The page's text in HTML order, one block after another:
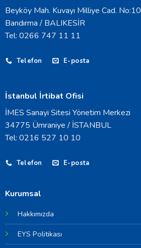
Beyköy Mah. Kuvayı Milliye Cad. No:10
Bandırma / BALIKESİR
Tel: 0266 747 11 11
Telefon E-posta
İstanbul İrtibat Ofisi
İMES Sanayi Sitesi Yönetim Merkezi
34775 Ümraniye / İSTANBUL
Tel: 0216 527 10 10
Telefon E-posta
Kurumsal
Hakkımızda
EYS Politikası